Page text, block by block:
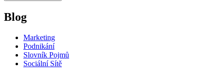
Blog
Marketing
Podnikání
Slovník Pojmů
Sociální Sítě